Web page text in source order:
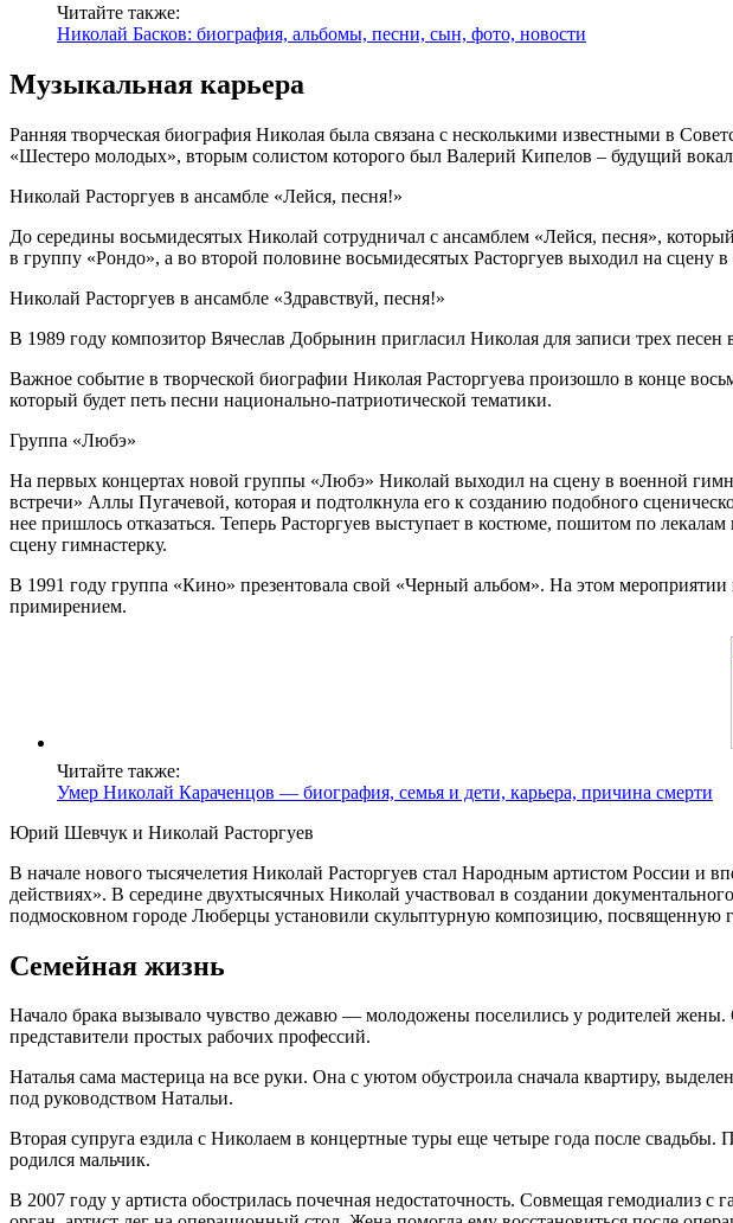
Читайте также:
Николай Басков: биография, альбомы, песни, сын, фото, новости
Музыкальная карьера
Ранняя творческая биография Николая была связана с несколькими известными в
«Шестеро молодых», вторым солистом которого был Валерий Кипелов – будущий
Николай Расторгуев в ансамбле «Лейся, песня!»
До середины восьмидесятых Николай сотрудничал с ансамблем «Лейся, песня»,
в группу «Рондо», а во второй половине восьмидесятых Расторгуев выходил на сцену в
Николай Расторгуев в ансамбле «Здравствуй, песня!»
В 1989 году композитор Вячеслав Добрынин пригласил Николая для записи трех
Важное событие в творческой биографии Николая Расторгуева произошло в конце
который будет петь песни национально-патриотической тематики.
Группа «Любэ»
На первых концертах новой группы «Любэ» Николай выходил на сцену в военной
встречи» Аллы Пугачевой, которая и подтолкнула его к созданию подобного
нее пришлось отказаться. Теперь Расторгуев выступает в костюме, пошитом по
сцену гимнастерку.
В 1991 году группа «Кино» презентовала свой «Черный альбом». На этом
примирением.
Читайте также:
Умер Николай Караченцов — биография, семья и дети, карьера, причина смерти
Юрий Шевчук и Николай Расторгуев
В начале нового тысячелетия Николай Расторгуев стал Народным артистом России и
действиях». В середине двухтысячных Николай участвовал в создании
подмосковном городе Люберцы установили скульптурную композицию, посвященную
Семейная жизнь
Начало брака вызывало чувство дежавю — молодожены поселились у родителей
представители простых рабочих профессий.
Наталья сама мастерица на все руки. Она с уютом обустроила сначала квартиру,
под руководством Натальи.
Вторая супруга ездила с Николаем в концертные туры еще четыре года после
родился мальчик.
В 2007 году у артиста обострилась почечная недостаточность. Совмещая гемодиализ